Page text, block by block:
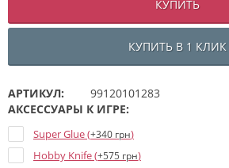
КУПИТЬ
КУПИТЬ В 1 КЛИК
АРТИКУЛ:
99120101283
АКСЕССУАРЫ К ИГРЕ:
Super Glue (+340 грн)
Hobby Knife (+575 грн)